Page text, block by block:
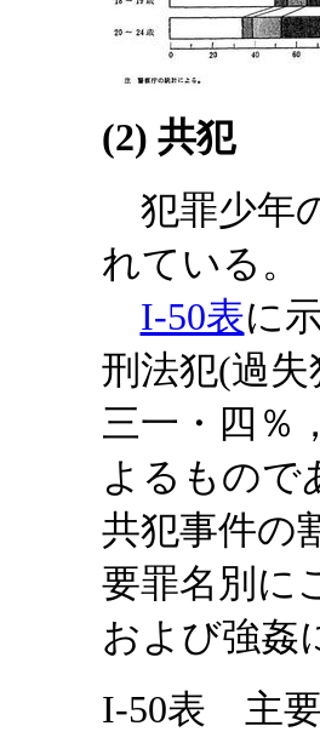
(2) 共犯
犯罪少年
れている。
I-50表に
刑法犯(過
三一・四％
よるもので
共犯事件の
要罪名別に
および強姦
I-50表 主要